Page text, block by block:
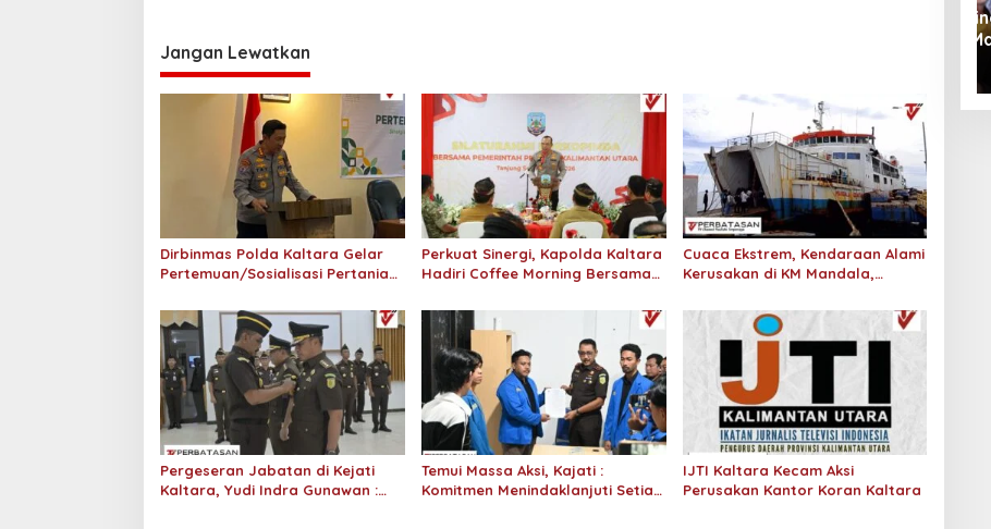
Jangan Lewatkan
Dirbinmas Polda Kaltara Gelar
Pertemuan/Sosialisasi Pertanian,
Menuju Swasembada Pangan
2026
Perkuat Sinergi, Kapolda Kaltara
Hadiri Coffee Morning Bersama
Kaltara
Cuaca Ekstrem, Kendaraan Alami
Kerusakan di KM Mandala,
Pergeseran Jabatan di Kejati
Kaltara, Yudi Indra Gunawan :
Temui Massa Aksi, Kajati :
Komitmen Menindaklanjuti Setiap
IJTI Kaltara Kecam Aksi
Perusakan Kantor Koran Kaltara